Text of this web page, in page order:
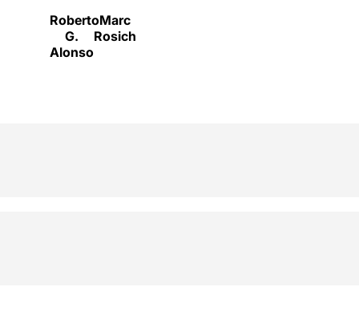
Roberto
G.
Alonso
Marc
Rosich